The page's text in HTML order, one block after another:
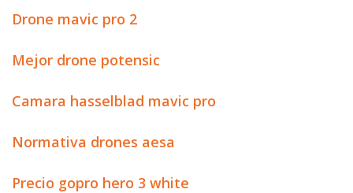
Drone mavic pro 2
Mejor drone potensic
Camara hasselblad mavic pro
Normativa drones aesa
Precio gopro hero 3 white